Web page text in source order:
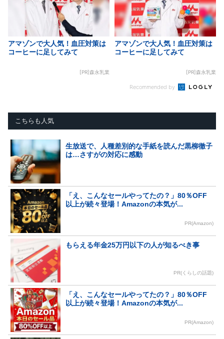
アマゾンで大人気！血圧対策は
コーヒーに足してみて
[PR]森永乳業
アマゾンで大人気！血圧対策は
コーヒーに足してみて
[PR]森永乳業
Recommended by
こちらも人気
生放送で、人種差別的な手紙を読んだ黒柳徹子
は…さすがの対応に感動
「え、こんなセールやってたの？」80％OFF
以上が続々登場！Amazonの本気が...
PR(Amazon)
もらえる年金25万円以下の人が知るべき事
PR(くらしの話題)
「え、こんなセールやってたの？」80％OFF
以上が続々登場！Amazonの本気が...
PR(Amazon)